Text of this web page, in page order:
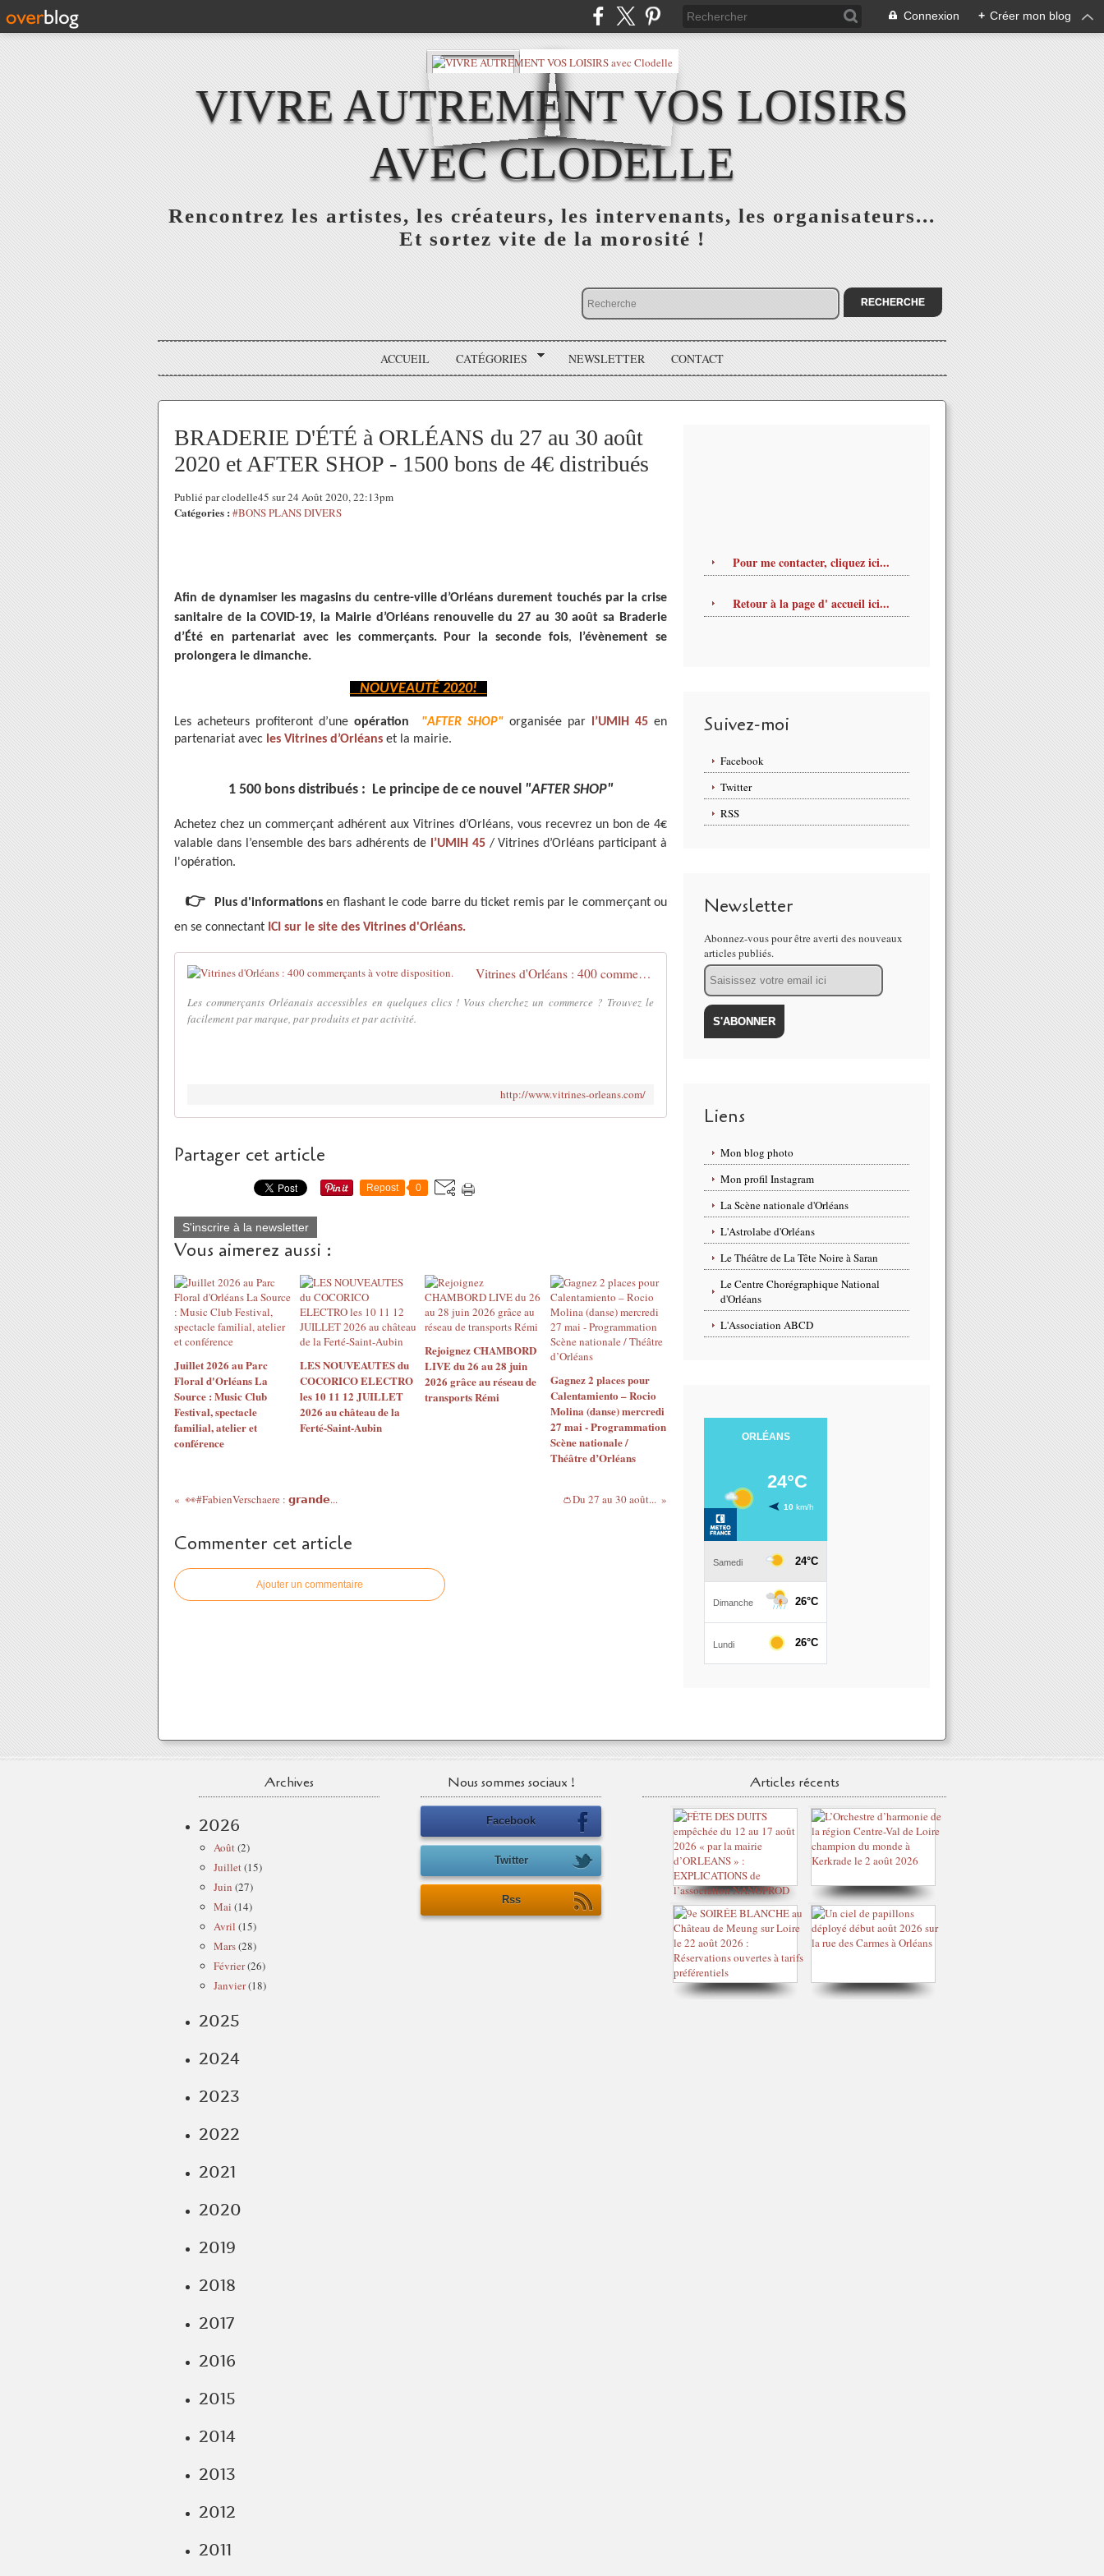
Connexion + Créer mon blog
VIVRE AUTREMENT VOS LOISIRS
AVEC CLODELLE
Rencontrez les artistes, les créateurs, les intervenants, les organisateurs...
Et sortez vite de la morosité !
ACCUEIL CATÉGORIES NEWSLETTER CONTACT
BRADERIE D'ÉTÉ à ORLÉANS du 27 au 30 août
2020 et AFTER SHOP - 1500 bons de 4€ distribués
Publié par clodelle45 sur 24 Août 2020, 22:13pm
Catégories : #BONS PLANS DIVERS
Afin de dynamiser les magasins du centre-ville d’Orléans durement touchés par la crise
sanitaire de la COVID-19, la Mairie d’Orléans renouvelle du 27 au 30 août sa Braderie
d’Été en partenariat avec les commerçants.
Pour la seconde fois, l’évènement se
prolongera le dimanche.
NOUVEAUTÉ 2020!
Les acheteurs profiteront d’uneopération "AFTER SHOP"organisée par l’UMIH 45en
partenariat avec les Vitrines d’Orléans et la mairie.
1 500 bons distribués : Le principe de ce nouvel "AFTER SHOP"
Achetez chez un commerçant adhérent aux Vitrines d’Orléans, vous recevrez un bon de 4€
valable dans l’ensemble des bars adhérents de
l’UMIH 45/ Vitrines d’Orléans participant à
l'opération.
👉 Plus d'informations en flashant le code barre du ticket remis par le commerçant ou
en se connectant ICI sur le site des Vitrines d'Orléans.
Vitrines d'Orléans : 400 commerçants à votre disposition.
Les commerçants Orléanais accessibles en quelques clics ! Vous cherchez un commerce ? Trouvez le
facilement par marque, par produits et par activité.
http://www.vitrines-orleans.com/
Partager cet article
Repost 0
S'inscrire à la newsletter
Vous aimerez aussi :
Juillet 2026 au Parc
Floral d'Orléans La
Source : Music Club
Festival, spectacle
familial, atelier et
conférence
LES NOUVEAUTES du
COCORICO ELECTRO
les 10 11 12 JUILLET
2026 au château de la
Ferté-Saint-Aubin
Rejoignez CHAMBORD
LIVE du 26 au 28 juin
2026 grâce au réseau de
transports Rémi
Gagnez 2 places pour
Calentamiento – Rocio
Molina (danse) mercredi
27 mai - Programmation
Scène nationale /
Théâtre d’Orléans
👀#FabienVerschaere : 𝗴𝗿𝗮𝗻𝗱𝗲... 👛Du 27 au 30 août...
Commenter cet article
Ajouter un commentaire
Pour me contacter, cliquez ici...
Retour à la page d' accueil ici...
Suivez-moi
Facebook
Twitter
RSS
Newsletter
Abonnez-vous pour être averti des nouveaux
articles publiés.
Email
Liens
Mon blog photo
Mon profil Instagram
La Scène nationale d'Orléans
L'Astrolabe d'Orléans
Le Théâtre de La Tête Noire à Saran
Le Centre Chorégraphique National
d'Orléans
L'Association ABCD
Archives
2026
Août(2)
Juillet(15)
Juin (27)
Mai (14)
Avril (15)
Mars(28)
Février(26)
Janvier(18)
2025
2024
2023
2022
2021
2020
2019
2018
2017
2016
2015
2014
2013
2012
2011
Nous sommes sociaux !
Facebook
Twitter
Rss
Articles récents